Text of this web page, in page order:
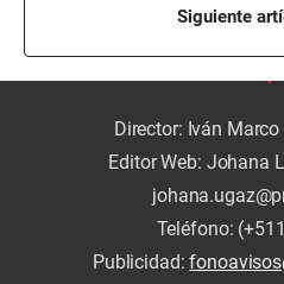
Siguiente
Director: Iván
Editor Web: Johana
Teléfono:
Publicidad: